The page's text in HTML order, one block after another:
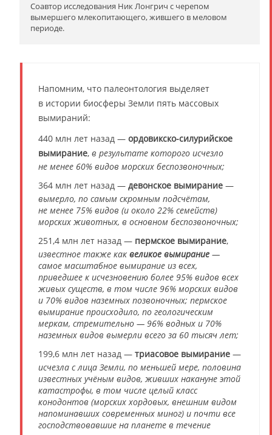
Соавтор исследования Ник Лонгрич с черепом
вымершего млекопитающего, жившего в меловом
периоде.
Напомним, что палеонтология выделяет
в истории биосферы Земли пять массовых
вымираний:
440 млн лет назад — ордовикско-силурийское
вымирание, в результате которого исчезло
не менее 60% видов морских беспозвоночных;
364 млн лет назад — девонское вымирание —
вымерло, по самым скромным подсчётам,
не менее 75% видов (и около 22% семейств)
морских животных, в основном беспозвоночных;
251,4 млн лет назад — пермское вымирание,
известное также как великое вымирание —
самое масштабное вымирание из всех,
приведшее к исчезновению более 95% видов всех
живых существ, в том числе 96% морских видов
и 70% видов наземных позвоночных; пермское
вымирание происходило, по геологическим
меркам, стремительно — 96% водных и 70%
наземных видов вымерли всего за 60 тысяч лет;
199,6 млн лет назад — триасовое вымирание —
исчезла с лица Земли, по меньшей мере, половина
известных учёным видов, живших накануне этой
катастрофы, в том числе целый класс
конодонтов (морских хордовых, внешним видом
напоминавших современных миног) и почти все
господствовавшие на планете в течение